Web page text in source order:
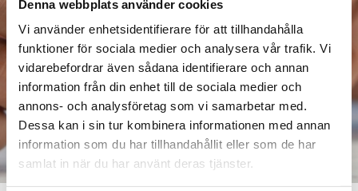
Denna webbplats använder cookies
Vi använder enhetsidentifierare för att tillhandahålla
funktioner för sociala medier och analysera vår trafik. Vi
vidarebefordrar även sådana identifierare och annan
information från din enhet till de sociala medier och
annons- och analysföretag som vi samarbetar med.
Dessa kan i sin tur kombinera informationen med annan
information som du har tillhandahållit eller som de har
samlat in när du har använt deras tjänster.
highlights issues related to societal needs
requiring public investment, as well as the
regulatory frameworks that govern public
budget processes.
Within this in-depth study, the following
questions are addressed:
What models for financing exist?